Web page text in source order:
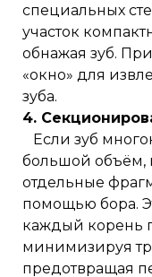
специальных
участок
обнажая зуб.
«окно» для
зуба.
4.
Если зуб
большой объём,
отдельные
помощью бора.
каждый корень
минимизируя
предотвращая